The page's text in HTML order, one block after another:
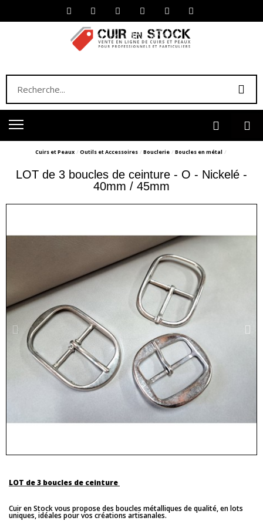
Cuirs et Peaux Outils et Accessoires Bouclerie Boucles en métal
LOT de 3 boucles de ceinture - O - Nickelé -
40mm / 45mm
LOT de 3 boucles de ceinture
Cuir en Stock vous propose des boucles métalliques de qualité, en lots
uniques, idéales pour vos créations artisanales.